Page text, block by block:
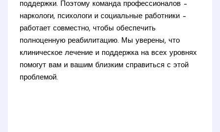
поддержки. Поэтому команда профессионалов –
наркологи, психологи и социальные работники –
работает совместно, чтобы обеспечить
полноценную реабилитацию. Мы уверены, что
клиническое лечение и поддержка на всех уровнях
помогут вам и вашим близким справиться с этой
проблемой.